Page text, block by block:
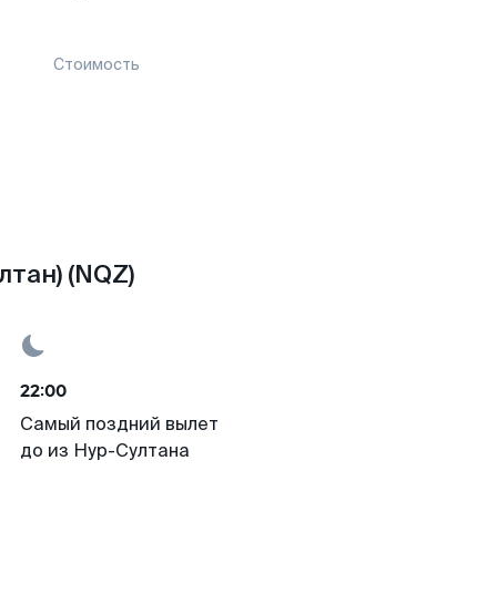
Стоимость
(NQZ)
22:00
Самый поздний вылет
до из Нур-Султана